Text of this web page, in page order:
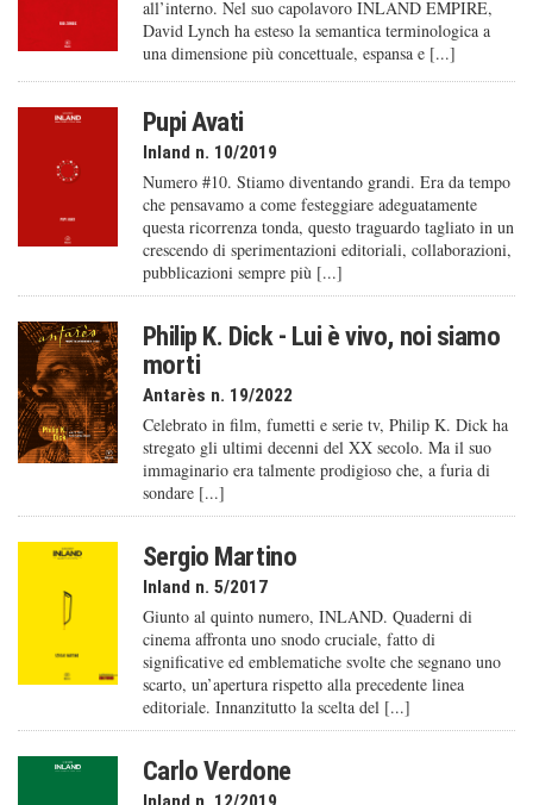
all’interno. Nel suo capolavoro INLAND EMPIRE,
David Lynch ha esteso la semantica terminologica a
una dimensione più concettuale, espansa e [...]
Pupi Avati
Inland n. 10/2019
Numero #10. Stiamo diventando grandi. Era da tempo
che pensavamo a come festeggiare adeguatamente
questa ricorrenza tonda, questo traguardo tagliato in un
crescendo di sperimentazioni editoriali, collaborazioni,
pubblicazioni sempre più [...]
Philip K. Dick - Lui è vivo, noi siamo
morti
Antarès n. 19/2022
Celebrato in film, fumetti e serie tv, Philip K. Dick ha
stregato gli ultimi decenni del XX secolo. Ma il suo
immaginario era talmente prodigioso che, a furia di
sondare [...]
Sergio Martino
Inland n. 5/2017
Giunto al quinto numero, INLAND. Quaderni di
cinema affronta uno snodo cruciale, fatto di
significative ed emblematiche svolte che segnano uno
scarto, un’apertura rispetto alla precedente linea
editoriale. Innanzitutto la scelta del [...]
Carlo Verdone